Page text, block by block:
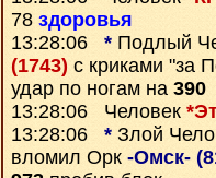
78 здоровья
13:28:06 * Подлый
(1743) с криками "за
удар по ногам на 390
13:28:06 Человек
13:28:06 * Злой
вломил Орк -Омск-